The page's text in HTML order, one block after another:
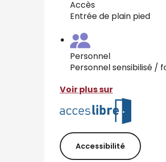
Accès
Entrée de plain pied
Personnel
Personnel sensibilisé /
Voir plus sur
Accessibilité